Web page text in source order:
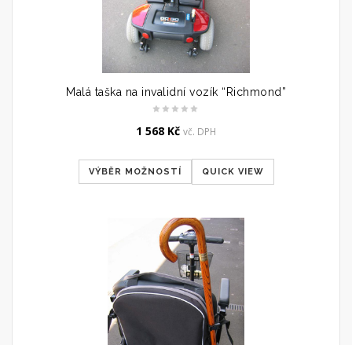
Malá taška na invalidní vozík “Richmond”
1 568 Kč vč. DPH
VÝBĚR MOŽNOSTÍ QUICK VIEW